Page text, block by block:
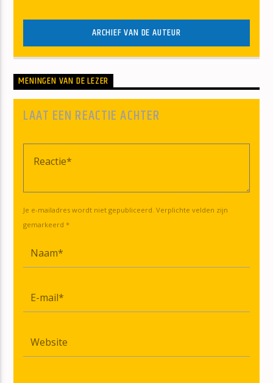
ARCHIEF VAN DE AUTEUR
MENINGEN VAN DE LEZER
LAAT EEN REACTIE ACHTER
Je e-mailadres wordt niet gepubliceerd. Verplichte velden zijn
gemarkeerd *